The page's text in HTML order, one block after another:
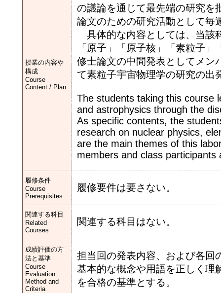
授業の内容や
構成
Course
Content / Plan
の議論を通じて最先端の研究を
論文のための研究活動として毎
具体的な内容としては、当該
「原子」「原子核」「素粒子
修士論文の中間発表としてメン
て素粒子宇宙物理学の研究の出
The students taking this course
and astrophysics through the
As specific contents, the
research on nuclear physics,
are the main themes of this
members and class participants
履修条件
Course
Prerequisites
履修要件は要さない。
関連する科目
Related
Courses
関連する科目はない。
成績評価の方
法と基準
Course
Evaluation
Method and
Criteria
担当回の発表内容、および各回
基本的な概念や用語を正しく理
を合格の基準とする。